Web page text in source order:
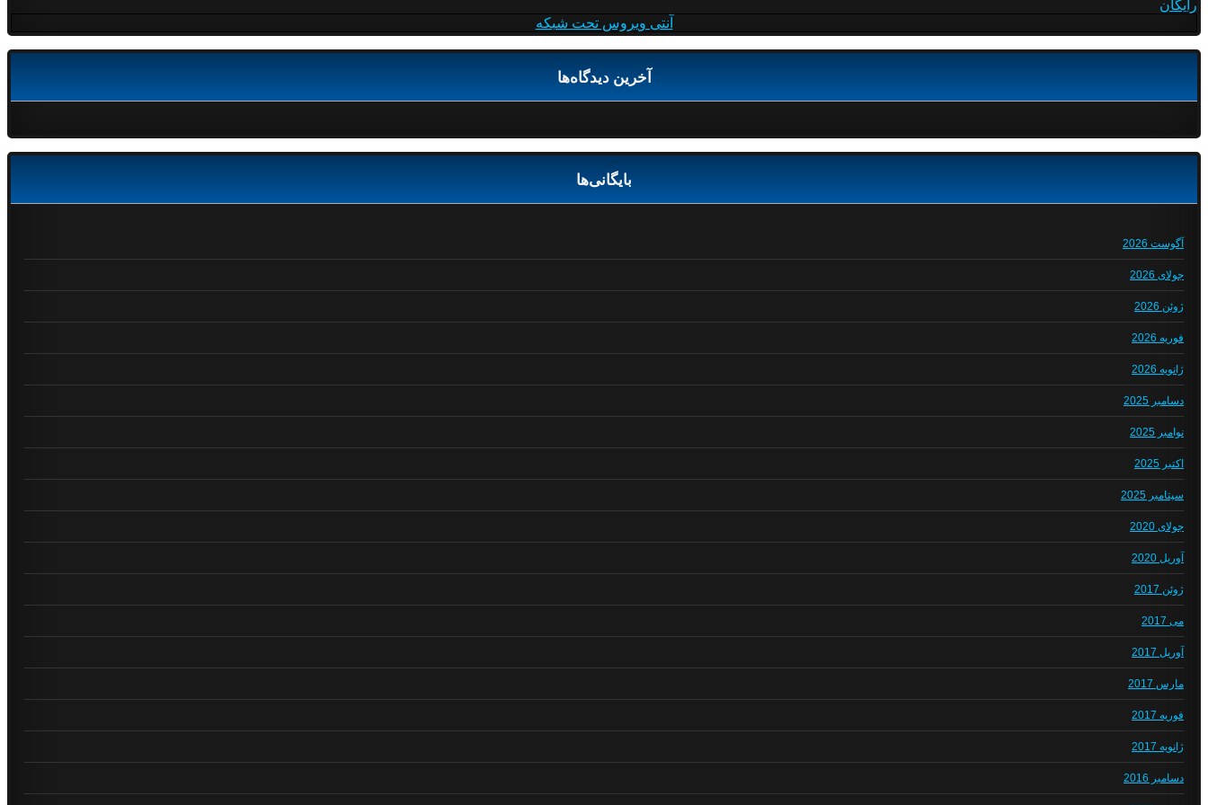
رایگان
آنتی ویروس تحت شبکه
آخرین دیدگاه‌ها
بایگانی‌ها
آگوست 2026
جولای 2026
ژوئن 2026
فوریه 2026
ژانویه 2026
دسامبر 2025
نوامبر 2025
اکتبر 2025
سپتامبر 2025
جولای 2020
آوریل 2020
ژوئن 2017
می 2017
آوریل 2017
مارس 2017
فوریه 2017
ژانویه 2017
دسامبر 2016